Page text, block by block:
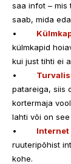
saa infot – mis
saab, mida
külmkapid
kui just tihti ei
patareiga, siis
kortermaja
lahti või on
Internet
ruuteripõhist
kohe.